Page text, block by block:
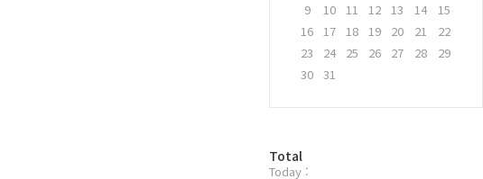
9
10 11 12 13 14
15
16 17 18 19 20 21
22
23
24 25 26 27 28
29
30 31
방
문
Total
Today :